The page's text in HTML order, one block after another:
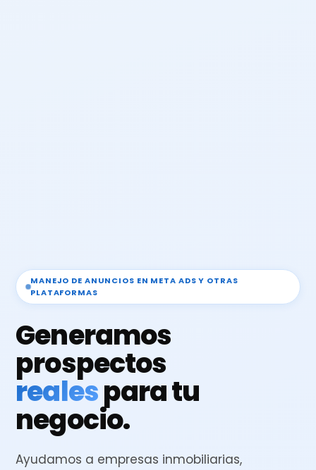
MANEJO DE ANUNCIOS EN META ADS Y OTRAS
PLATAFORMAS
Generamos
prospectos
realespara tu
negocio.
Ayudamos a empresas inmobiliarias,